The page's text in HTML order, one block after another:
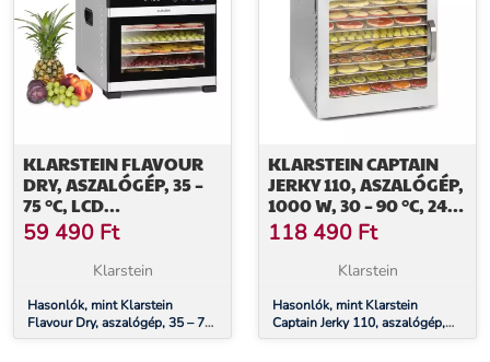
KLARSTEIN FLAVOUR
DRY, ASZALÓGÉP, 35 –
75 °C, LCD
ÉRINTŐKÉPERNYŐS
KIJELZŐ, IDŐZÍTŐ,
59 490 Ft
Klarstein
Hasonlók, mint Klarstein
Flavour Dry, aszalógép, 35 – 75
°C, LCD érintőképernyős kijelző,
KLARSTEIN CAPTAIN
JERKY 110, ASZALÓGÉP,
1000 W, 30 – 90 °C, 24-
ÓRÁS IDŐZÍTŐ,
ROZSDAMENTES ACÉL
118 490 Ft
Klarstein
Hasonlók, mint Klarstein
Captain Jerky 110, aszalógép,
1000 W, 30 – 90 °C, 24-órás